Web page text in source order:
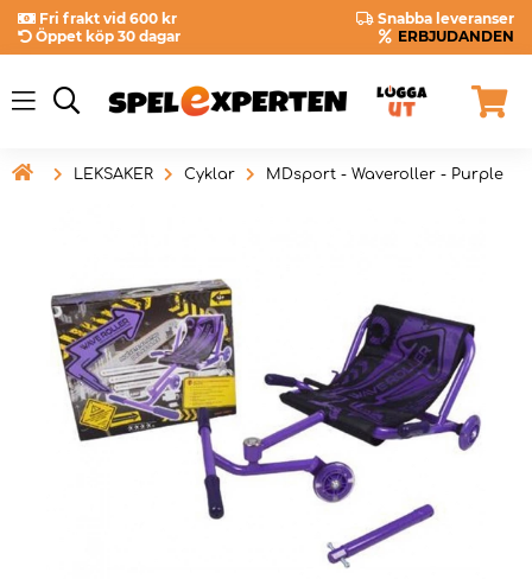
Fri frakt vid 600 kr
Snabba leveranser
Öppet köp 30 dagar
ERBJUDANDEN
 LEKSAKER Cyklar MDsport - Waveroller - Purple